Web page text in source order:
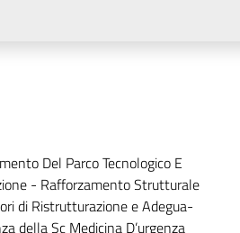
Del Parco Tecnologico E
- Rafforzamento Strutturale
di Ristrutturazione e Adegua-
della Sc Medicina D’urgenza